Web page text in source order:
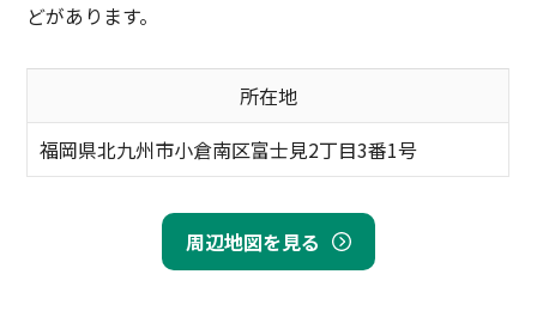
どがあります。
所在地
福岡県北九州市小倉南区富士見2丁目3番1号
周辺地図を見る